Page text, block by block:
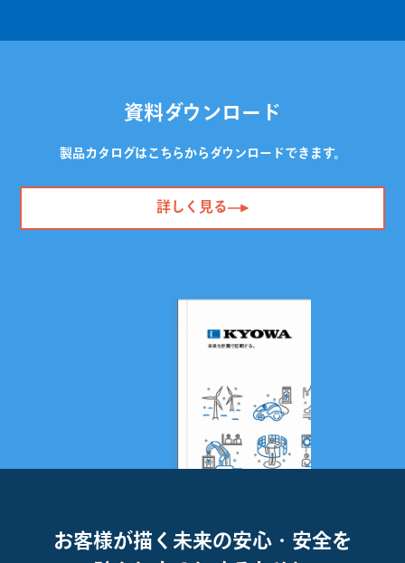
資料ダウンロード
製品カタログはこちらからダウンロードできます。
詳しく見る
お客様が描く未来の安心・安全を